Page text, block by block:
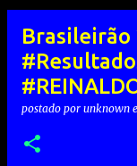
Brasileirão
postado por unknown